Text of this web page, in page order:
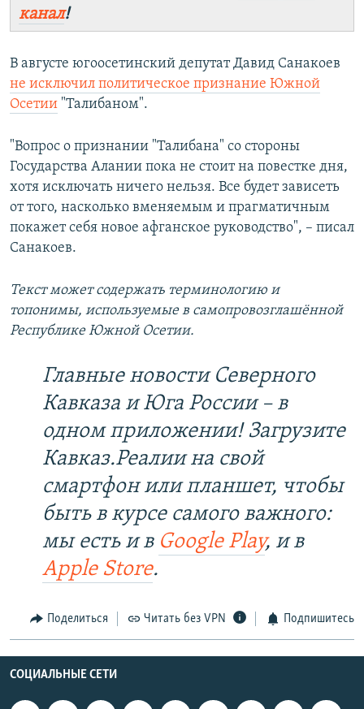
канал!
В августе югоосетинский депутат Давид Санакоев
не исключил политическое признание Южной
Осетии "Талибаном".
"Вопрос о признании "Талибана" со стороны
Государства Алании пока не стоит на повестке дня,
хотя исключать ничего нельзя. Все будет зависеть
от того, насколько вменяемым и прагматичным
покажет себя новое афганское руководство", – писал
Санакоев.
Текст может содержать терминологию и
топонимы, используемые в самопровозглашённой
Республике Южной Осетии.
Главные новости Северного
Кавказа и Юга России – в
одном приложении! Загрузите
Кавказ.Реалии на свой
смартфон или планшет, чтобы
быть в курсе самого важного:
мы есть и в Google Play, и в
Apple Store.
Поделиться Читать без VPN Подпишитесь
СОЦИАЛЬНЫЕ СЕТИ